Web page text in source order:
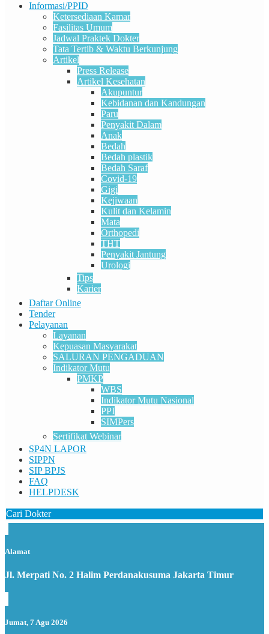
Informasi/PPID
Ketersediaan Kamar
Fasilitas Umum
Jadwal Praktek Dokter
Tata Tertib & Waktu Berkunjung
Artikel
Press Release
Artikel Kesehatan
Akupuntur
Kebidanan dan Kandungan
Paru
Penyakit Dalam
Anak
Bedah
Bedah plastik
Bedah Saraf
Covid-19
Gigi
Kejiwaan
Kulit dan Kelamin
Mata
Orthopedi
THT
Penyakit Jantung
Urologi
Tips
Karier
Daftar Online
Tender
Pelayanan
Layanan
Kepuasan Masyarakat
SALURAN PENGADUAN
Indikator Mutu
PMKP
WBS
Indikator Mutu Nasional
PPI
SIMPers
Sertifikat Webinar
SP4N LAPOR
SIPPN
SIP BPJS
FAQ
HELPDESK
Cari Dokter
Alamat
Jl. Merpati No. 2 Halim Perdanakusuma Jakarta Timur
Jumat, 7 Agu 2026